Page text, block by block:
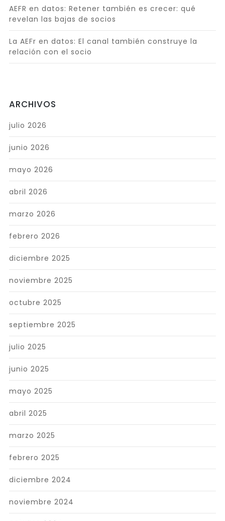
AEFR en datos: Retener también es crecer: qué
revelan las bajas de socios
La AEFr en datos: El canal también construye la
relación con el socio
ARCHIVOS
julio 2026
junio 2026
mayo 2026
abril 2026
marzo 2026
febrero 2026
diciembre 2025
noviembre 2025
octubre 2025
septiembre 2025
julio 2025
junio 2025
mayo 2025
abril 2025
marzo 2025
febrero 2025
diciembre 2024
noviembre 2024